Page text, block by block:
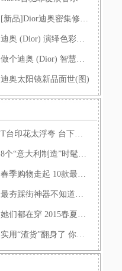
[新品]Dior迪奥密集修复精华露
迪奥 (Dior) 演绎色彩谐曲，2014�
做个迪奥 (Dior) 智慧女人，迪奥
迪奥太阳镜新品面世(图)
T台印花太浮夸 台下做减法穿得
8个“意大利制造”时髦配饰让
春季购物走起 10款最值得收入�
最夯踩街神器不知道？菇凉你�
她们都在穿 2015春夏牛仔最当�
实用“渣货”翻身了 你还在装